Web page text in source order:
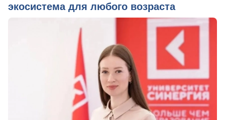
экосистема для любого возраста